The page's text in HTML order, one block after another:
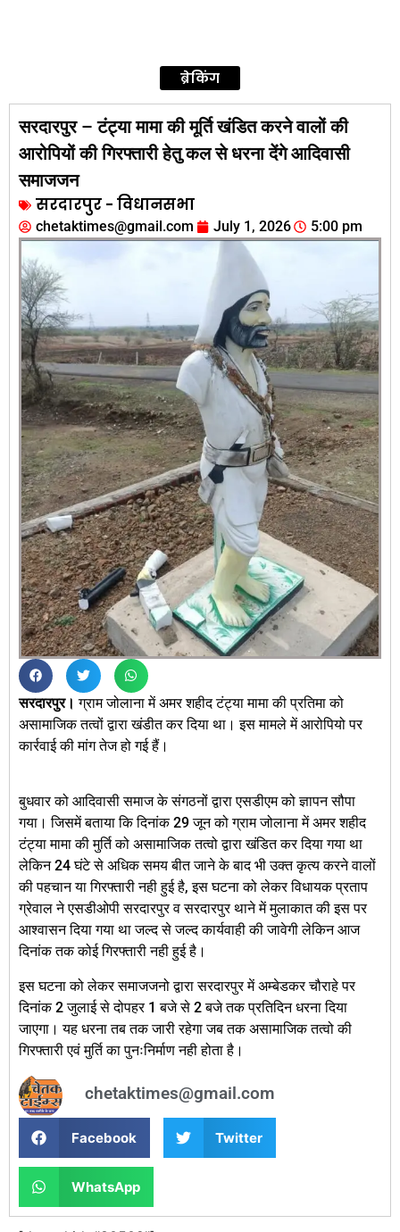
ब्रेकिंग
सरदारपुर – टंट्या मामा की मूर्ति खंडित करने वालों की
आरोपियों की गिरफ्तारी हेतु कल से धरना देंगे आदिवासी
समाजजन
सरदारपुर - विधानसभा
chetaktimes@gmail.com July 1, 2026 5:00 pm
सरदारपुर। ग्राम जोलाना में अमर शहीद टंट्या मामा की प्रतिमा को
असामाजिक तत्वों द्वारा खंडीत कर दिया था। इस मामले में आरोपियो पर
कार्रवाई की मांग तेज हो गई हैं।
बुधवार को आदिवासी समाज के संगठनों द्वारा एसडीएम को ज्ञापन सौपा
गया। जिसमें बताया कि दिनांक 29 जून को ग्राम जोलाना में अमर शहीद
टंट्या मामा की मुर्ति को असामाजिक तत्वो द्वारा खंडित कर दिया गया था
लेकिन 24 घंटे से अधिक समय बीत जाने के बाद भी उक्त कृत्य करने वालों
की पहचान या गिरफ्तारी नही हुई है, इस घटना को लेकर विधायक प्रताप
ग्रेवाल ने एसडीओपी सरदारपुर व सरदारपुर थाने में मुलाकात की इस पर
आश्वासन दिया गया था जल्द से जल्द कार्यवाही की जावेगी लेकिन आज
दिनांक तक कोई गिरफ्तारी नही हुई है।
इस घटना को लेकर समाजजनो द्वारा सरदारपुर में अम्बेडकर चौराहे पर
दिनांक 2 जुलाई से दोपहर 1 बजे से 2 बजे तक प्रतिदिन धरना दिया
जाएगा। यह धरना तब तक जारी रहेगा जब तक असामाजिक तत्वो की
गिरफ्तारी एवं मुर्ति का पुनःनिर्माण नही होता है।
chetaktimes@gmail.com
Facebook Twitter
WhatsApp